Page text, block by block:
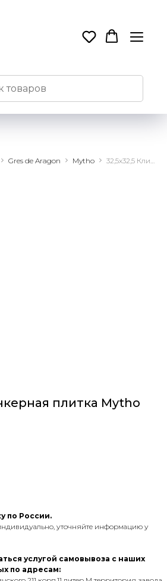
Gres de Aragon Mytho
плитка Mytho
по России.
уточняйте информацию у
услугой самовывоза с наших
по адресам: